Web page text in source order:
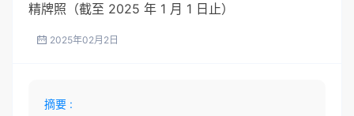
精牌照（截至 2025 年 1 月 1 日止）
2025年02月2日
摘要 :